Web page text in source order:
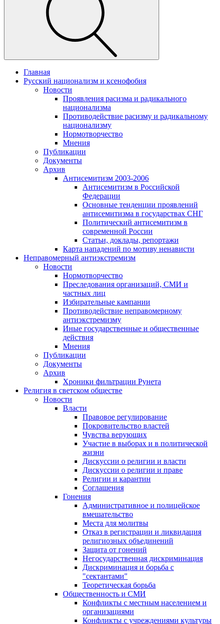
Главная
Русский национализм и ксенофобия
Новости
Проявления расизма и радикального
национализма
Противодействие расизму и радикальному
национализму
Нормотворчество
Мнения
Публикации
Документы
Архив
Антисемитизм 2003-2006
Антисемитизм в Российской
Федерации
Основные тенденции проявлений
антисемитизма в государствах СНГ
Политический антисемитизм в
современной России
Статьи, доклады, репортажи
Карта нападений по мотиву ненависти
Неправомерный антиэкстремизм
Новости
Нормотворчество
Преследования организаций, СМИ и
частных лиц
Избирательные кампании
Противодействие неправомерному
антиэкстремизму
Иные государственные и общественные
действия
Мнения
Публикации
Документы
Архив
Хроники фильтрации Рунета
Религия в светском обществе
Новости
Власти
Правовое регулирование
Покровительство властей
Чувства верующих
Участие в выборах и в политической
жизни
Дискуссии о религии и власти
Дискуссии о религии и праве
Религии и карантин
Соглашения
Гонения
Административное и полицейское
вмешательство
Места для молитвы
Отказ в регистрации и ликвидация
религиозных объединений
Защита от гонений
Негосударственная дискриминация
Дискриминация и борьба с
"сектантами"
Теоретическая борьба
Общественность и СМИ
Конфликты с местным населением и
организациями
Конфликты с учреждениями культуры